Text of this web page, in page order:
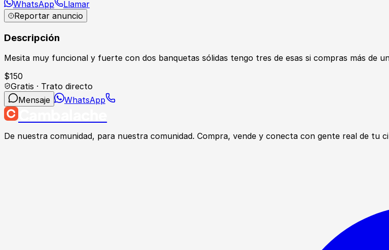
WhatsApp
Llamar
Reportar anuncio
Descripción
Mesita muy funcional y fuerte con dos banquetas sólidas tengo tres de esas si compras más de
$150
Gratis · Trato directo
Mensaje
WhatsApp
De nuestra comunidad, para nuestra comunidad. Compra, vende y conecta con gente real de tu